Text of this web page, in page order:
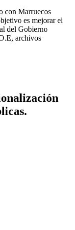
con Marruecos
es mejorar el
del Gobierno
archivos